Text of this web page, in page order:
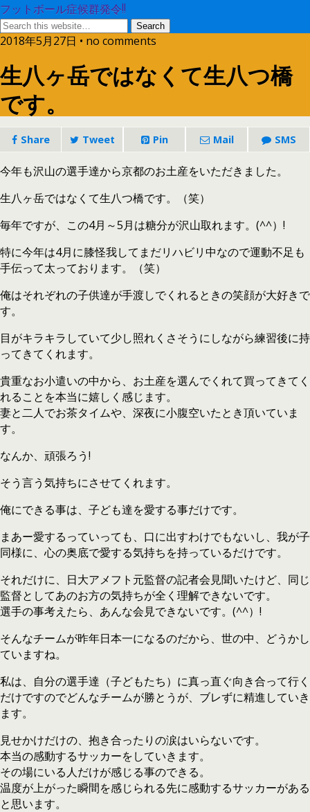
フットボール症候群発令!!
2018年5月27日 • no comments
生八ヶ岳ではなくて生八つ橋
です。
Share Tweet Pin Mail SMS
今年も沢山の選手達から京都のお土産をいただきました。
生八ヶ岳ではなくて生八つ橋です。（笑）
毎年ですが、この4月～5月は糖分が沢山取れます。(^^）!
特に今年は4月に膝怪我してまだリハビリ中なので運動不足も
手伝って太っております。（笑）
俺はそれぞれの子供達が手渡しでくれるときの笑顔が大好きで
す。
目がキラキラしていて少し照れくさそうにしながら練習後に持
ってきてくれます。
貴重なお小遣いの中から、お土産を選んでくれて買ってきてく
れることを本当に嬉しく感じます。
妻と二人でお茶タイムや、深夜に小腹空いたとき頂いていま
す。
なんか、頑張ろう!
そう言う気持ちにさせてくれます。
俺にできる事は、子ども達を愛する事だけです。
まあー愛するっていっても、口に出すわけでもないし、我が子
同様に、心の奥底で愛する気持ちを持っているだけです。
それだけに、日大アメフト元監督の記者会見聞いたけど、同じ
監督としてあのお方の気持ちが全く理解できないです。
選手の事考えたら、あんな会見できないです。(^^）!
そんなチームが昨年日本一になるのだから、世の中、どうかし
ていますね。
私は、自分の選手達（子どもたち）に真っ直ぐ向き合って行く
だけですのでどんなチームが勝とうが、ブレずに精進していき
ます。
見せかけだけの、抱き合ったりの涙はいらないです。
本当の感動するサッカーをしていきます。
その場にいる人だけが感じる事のできる。
温度が上がった瞬間を感じられる先に感動するサッカーがある
と思います。